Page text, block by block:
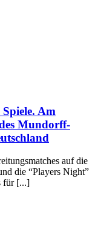
Am
Mundorff-
auf die
die “Players Night”
für [...]